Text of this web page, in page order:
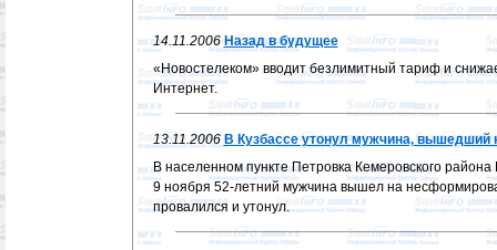
14.11.2006 Назад в будущее
«Новостелеком» вводит безлимитный тариф и
Интернет.
13.11.2006 В Кузбассе утонул мужчина, вышедший
В населенном пункте Петровка Кемеровского района
9 ноября 52-летний мужчина вышел на
провалился и утонул.